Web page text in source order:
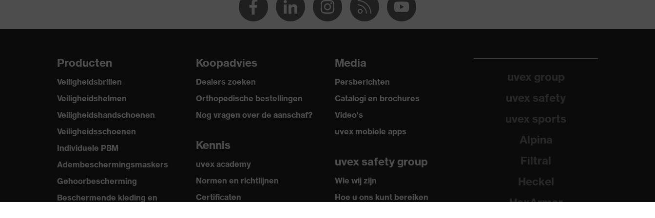
Producten
Veiligheidsbrillen
Veiligheidshelmen
Veiligheidshandschoenen
Veiligheidsschoenen
Individuele PBM
Adembeschermingsmaskers
Gehoorbescherming
Beschermende kleding en
Koopadvies
Dealers zoeken
Orthopedische bestellingen
Nog vragen over de aanschaf?
Kennis
uvex academy
Normen en richtlijnen
Certificaten
Media
Persberichten
Catalogi en brochures
Video's
uvex mobiele apps
uvex safety group
Wie wij zijn
Hoe u ons kunt bereiken
uvex group
uvex safety
uvex sports
Alpina
Filtral
Heckel
HexArmor